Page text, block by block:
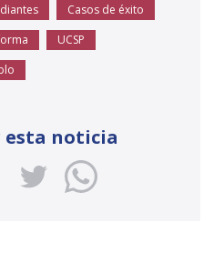
Casos de éxito
UCSP
noticia